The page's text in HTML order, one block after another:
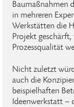
Baumaßnahmen
in mehreren
Werkstätten die
Projekt
Prozessqualität
Nicht zuletzt
auch die
beispielhaften
Ideenwerkstatt –